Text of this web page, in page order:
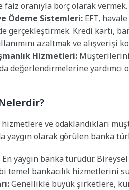
oranıyla borç olarak vermek.
Ödeme Sistemleri: EFT,
gerçekleştirmek. Kredi kartı,
azaltmak ve alışverişi
Hizmetleri:
değerlendirmelerine yardımcı
ve odaklandıkları
yaygın olarak görülen banka
En yaygın banka türüdür.
temel bankacılık hizmetlerini
Genellikle büyük şirketlere,